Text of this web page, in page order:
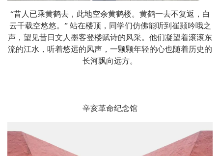
“昔人已乘黄鹤去，此地空余黄鹤楼。黄鹤一去不复返，白
云千载空悠悠。” 站在楼顶，同学们仿佛能听到崔颢吟哦之
声，望见昔日文人墨客登楼赋诗的风采。他们凝望着滚滚东
流的江水，听着悠远的风声，一颗颗年轻的心也随着历史的
长河飘向远方。
辛亥革命纪念馆